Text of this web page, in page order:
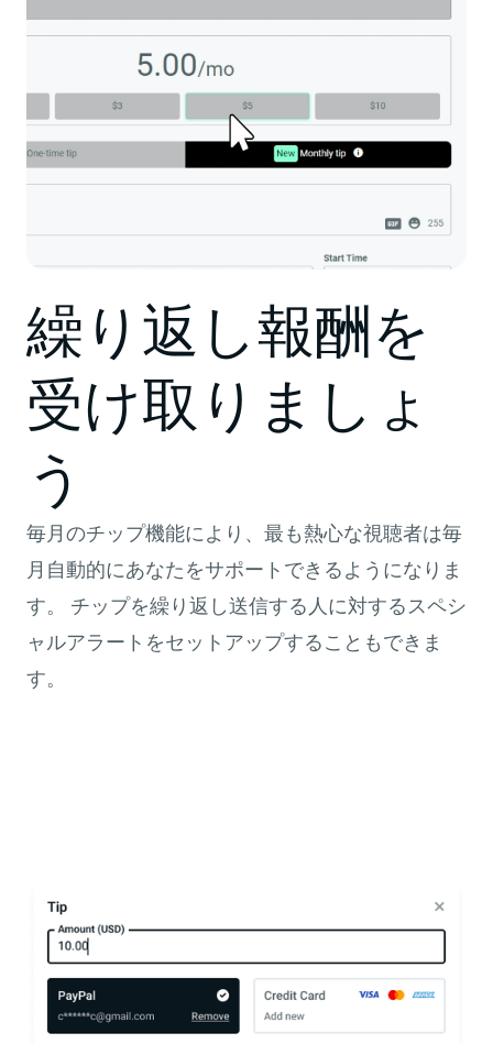
繰り返し報酬を
受け取りましょ
う
毎月のチップ機能により、最も熱心な視聴者は毎
月自動的にあなたをサポートできるようになりま
す。 チップを繰り返し送信する人に対するスペシ
ャルアラートをセットアップすることもできま
す。